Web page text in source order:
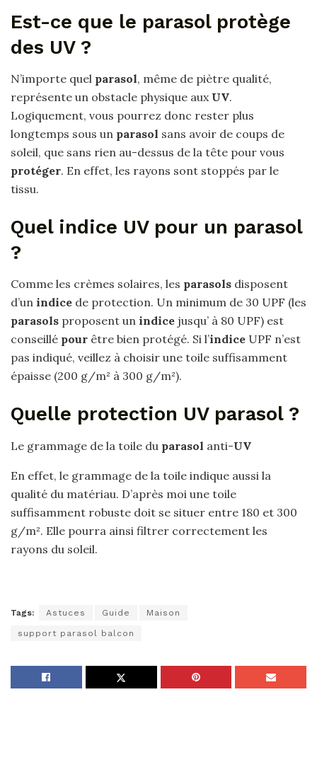
Est-ce que le parasol protège
des UV ?
N’importe quel parasol, même de piètre qualité,
représente un obstacle physique aux UV.
Logiquement, vous pourrez donc rester plus
longtemps sous un parasol sans avoir de coups de
soleil, que sans rien au-dessus de la tête pour vous
protéger. En effet, les rayons sont stoppés par le
tissu.
Quel indice UV pour un parasol
?
Comme les crèmes solaires, les parasols disposent
d’un indice de protection. Un minimum de 30 UPF (les
parasols proposent un indice jusqu’ à 80 UPF) est
conseillé pour être bien protégé. Si l’indice UPF n’est
pas indiqué, veillez à choisir une toile suffisamment
épaisse (200 g/m² à 300 g/m²).
Quelle protection UV parasol ?
Le grammage de la toile du parasol anti-UV
En effet, le grammage de la toile indique aussi la
qualité du matériau. D’après moi une toile
suffisamment robuste doit se situer entre 180 et 300
g/m². Elle pourra ainsi filtrer correctement les
rayons du soleil.
Tags: Astuces Guide Maison
support parasol balcon